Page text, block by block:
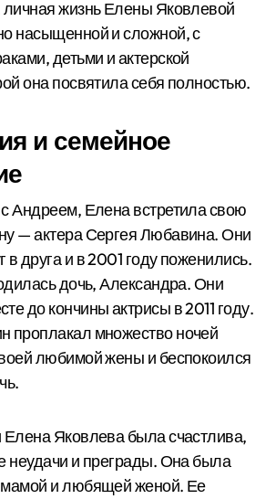
жизнь Елены Яковлевой
насыщенной и сложной, с
детьми и актерской
она посвятила себя полностью.
и семейное
Андреем, Елена встретила свою
— актера Сергея Любавина. Они
в друга и в 2001 году поженились.
дочь, Александра. Они
до кончины актрисы в 2011 году.
проплакал множество ночей
любимой жены и беспокоился
Елена Яковлева была счастлива,
неудачи и преграды. Она была
мамой и любящей женой. Ее